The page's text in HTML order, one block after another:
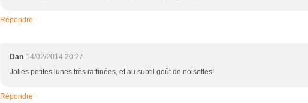
Répondre
Dan 14/02/2014 20:27
Jolies petites lunes très raffinées, et au subtil goût de noisettes!
Répondre